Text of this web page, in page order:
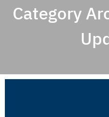
Category